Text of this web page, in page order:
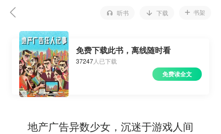
听书 下载 书架
免费下载此书，离线随时看
37247人已下载
免费读全文
地产广告异数少女，沉迷于游戏人间